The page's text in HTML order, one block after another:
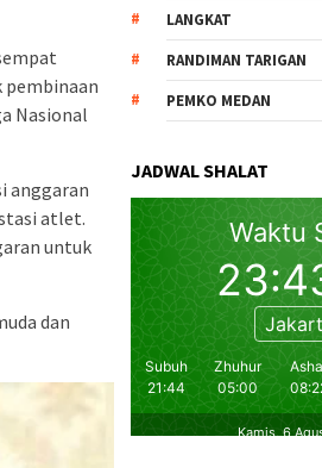
pembinaan
Nasional
anggaran
atlet.
untuk
dan
LANGKAT
RANDIMAN TARIGAN
PEMKO MEDAN
JADWAL SHALAT